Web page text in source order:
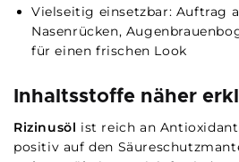
Vielseitig einsetzbar: Auftrag
Nasenrücken,
für einen frischen Look
Inhaltsstoffe näher
Rizinusöl ist reich an
positiv auf den